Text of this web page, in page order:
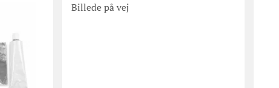
Billede på vej